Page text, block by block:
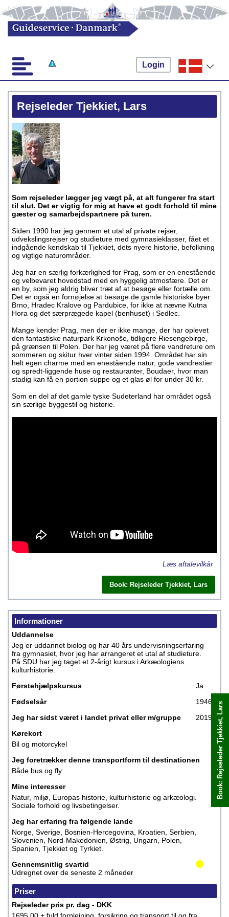
Login
Book: Rejseleder Tjekkiet, Lars
Book: Rejseleder Tjekkiet, Lars
Rejseleder Tjekkiet, Lars
Som rejseleder lægger jeg vægt på, at alt fungerer fra start
til slut. Det er vigtig for mig at have et godt forhold til mine
gæster og samarbejdspartnere på turen.
Siden 1990 har jeg gennem et utal af private rejser,
udvekslingsrejser og studieture med gymnasieklasser, fået et
indgående kendskab til Tjekkiet, dets nyere historie, befolkning
og vigtige naturområder.
Jeg har en særlig forkærlighed for Prag, som er en enestående
og velbevaret hovedstad med en hyggelig atmosfære. Det er
en by, som jeg aldrig bliver træt af at besøge eller fortælle om.
Det er også en fornøjelse at besøge de gamle historiske byer
Brno, Hradec Kralove og Pardubice, for ikke at nævne Kutna
Hora og det særprægede kapel (benhuset) i Sedlec.
Mange kender Prag, men der er ikke mange, der har oplevet
den fantastiske naturpark Krkonoše, tidligere Riesengebirge,
på grænsen til Polen. Der har jeg været på flere vandreture om
sommeren og skitur hver vinter siden 1994. Området har sin
helt egen charme med en enestående natur, gode vandrestier
og spredt-liggende huse og restauranter, Boudaer, hvor man
stadig kan få en portion suppe og et glas øl for under 30 kr.
Som en del af det gamle tyske Sudeterland har området også
sin særlige byggestil og historie.
Læs aftalevilkår
Informationer
Uddannelse
Jeg er uddannet biolog og har 40 års undervisningserfaring
fra gymnasiet, hvor jeg har arrangeret et utal af studieture.
På SDU har jeg taget et 2-årigt kursus i Arkæologiens
kulturhistorie.
Førstehjælpskursus
Ja
Fødselsår
1946
Jeg har sidst været i landet privat eller m/gruppe
2019
Kørekort
Bil og motorcykel
Jeg foretrækker denne transportform til destinationen
Både bus og fly
Mine interesser
Natur, miljø, Europas historie, kulturhistorie og arkæologi.
Sociale forhold og livsbetingelser.
Jeg har erfaring fra følgende lande
Norge, Sverige, Bosnien-Hercegovina, Kroatien, Serbien,
Slovenien, Nord-Makedonien, Østrig, Ungarn, Polen,
Spanien, Tjekkiet og Tyrkiet.
Gennemsnitlig svartid
Udregnet over de seneste 2 måneder
Priser
Rejseleder pris pr. dag - DKK
Book med det samme